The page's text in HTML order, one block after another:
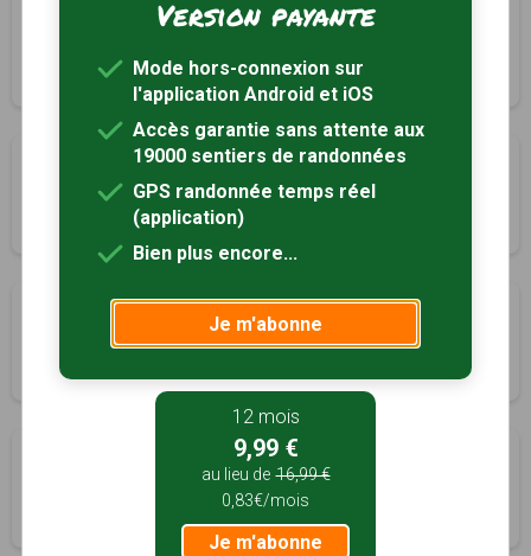
18 km Tracé GPS
Les 3 fontaines
Montlieu-la-Garde, Charente-Maritime (17)
3 km
La voie romaine
Neuillac, Charente-Maritime (17)
2h45
Nieul-le-Virouil, Charente-Maritime (17)
Version payante
Mode hors-connexion sur
l'application Android et iOS
Accès garantie sans attente aux
19000 sentiers de randonnées
GPS randonnée temps réel
(application)
Bien plus encore...
Je m'abonne
12 mois
9,99 €
au lieu de 16,99 €
0,83€/mois
Je m'abonne